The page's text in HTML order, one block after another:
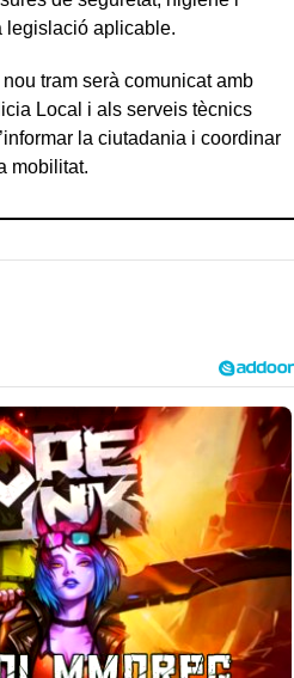
legislació aplicable.
tram serà comunicat amb
Local i als serveis tècnics
la ciutadania i coordinar
mobilitat.